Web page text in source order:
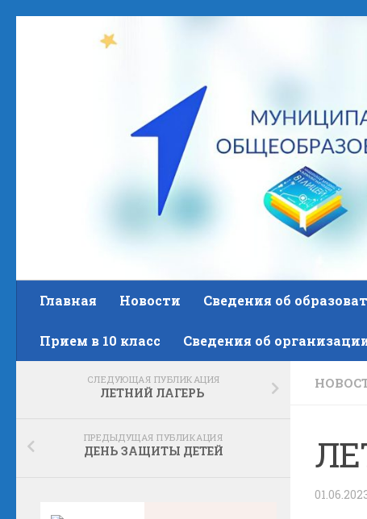
Главная Новости Сведения об
Прием в 10 класс Сведения об
СЛЕДУЮЩАЯ ПУБЛИКАЦИЯ
ЛЕТНИЙ ЛАГЕРЬ
ПРЕДЫДУЩАЯ ПУБЛИКАЦИЯ
ДЕНЬ ЗАЩИТЫ ДЕТЕЙ